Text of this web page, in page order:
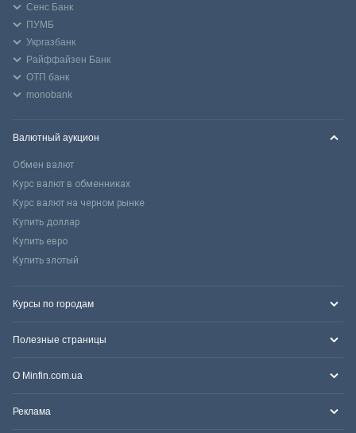
Сенс Банк
ПУМБ
Укргазбанк
Райффайзен Банк
ОТП банк
monobank
Валютный аукцион
Обмен валют
Курс валют в обменниках
Курс валют на черном рынке
Купить доллар
Купить евро
Купить злотый
Курсы по городам
Полезные страницы
О Minfin.com.ua
Реклама